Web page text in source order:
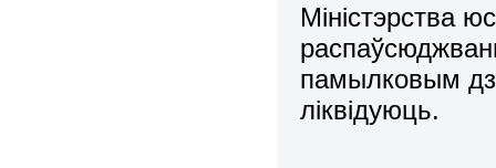
Міністэрства
памылковым
ліквідуюць.